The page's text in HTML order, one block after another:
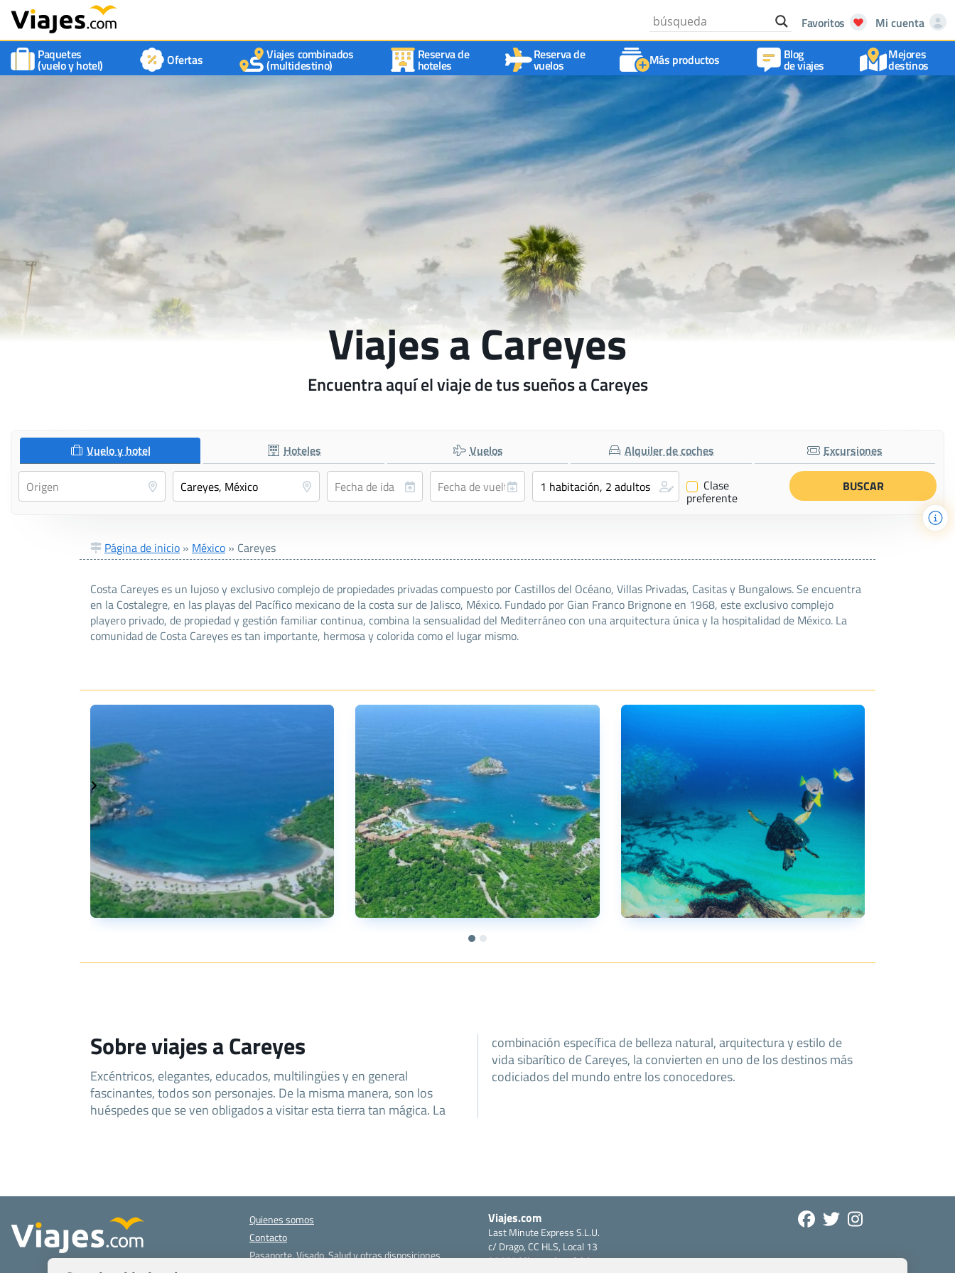
Favoritos
Mi cuenta
Paquetes
(vuelo y hotel) Ofertas Viajes combinados
(multidestino)
Reserva de
hoteles
Reserva de
vuelos Más productos Blog
de viajes
Mejores
destinos
Viajes a Careyes
Encuentra aquí el viaje de tus sueños a Careyes
Vuelo y hotel Hoteles Vuelos Alquiler de coches Excursiones
✔ Clase
preferente
Página de inicio » México » Careyes
Costa Careyes es un lujoso y exclusivo complejo de propiedades privadas compuesto por Castillos del Océano, Villas Privadas, Casitas y Bungalows. Se encuentra
en la Costalegre, en las playas del Pacífico mexicano de la costa sur de Jalisco, México. Fundado por Gian Franco Brignone en 1968, este exclusivo complejo
playero privado, de propiedad y gestión familiar continua, combina la sensualidad del Mediterráneo con una arquitectura única y la hospitalidad de México. La
comunidad de Costa Careyes es tan importante, hermosa y colorida como el lugar mismo.
Sobre viajes a Careyes
Excéntricos, elegantes, educados, multilingües y en general
fascinantes, todos son personajes. De la misma manera, son los
huéspedes que se ven obligados a visitar esta tierra tan mágica. La
combinación específica de belleza natural, arquitectura y estilo de
vida sibarítico de Careyes, la convierten en uno de los destinos más
codiciados del mundo entre los conocedores.
Quienes somos
Contacto
Pasaporte, Visado, Salud y otras disposiciones
Viajes.com
Last Minute Express S.L.U.
c/ Drago, CC HLS, Local 13
38660 Miraverde – Adeje